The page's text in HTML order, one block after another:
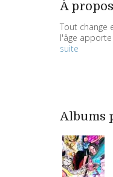
À propos
Tout change
l'âge
suite
Albums